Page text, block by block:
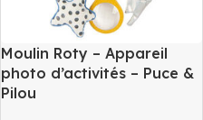
Moulin Roty – Appareil
photo d’activités – Puce &
Pilou